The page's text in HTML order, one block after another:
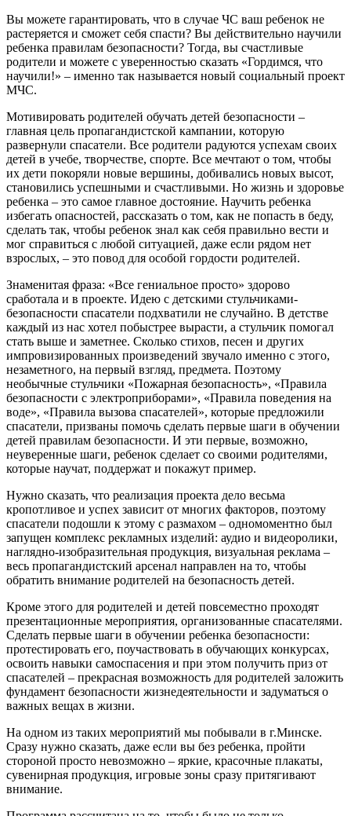
Вы можете гарантировать, что в случае ЧС ваш ребенок не
растеряется и сможет себя спасти? Вы действительно научили
ребенка правилам безопасности? Тогда, вы счастливые
родители и можете с уверенностью сказать «Гордимся, что
научили!» – именно так называется новый социальный проект
МЧС.
Мотивировать родителей обучать детей безопасности –
главная цель пропагандистской кампании, которую
развернули спасатели. Все родители радуются успехам своих
детей в учебе, творчестве, спорте. Все мечтают о том, чтобы
их дети покоряли новые вершины, добивались новых высот,
становились успешными и счастливыми. Но жизнь и здоровье
ребенка – это самое главное достояние. Научить ребенка
избегать опасностей, рассказать о том, как не попасть в беду,
сделать так, чтобы ребенок знал как себя правильно вести и
мог справиться с любой ситуацией, даже если рядом нет
взрослых, – это повод для особой гордости родителей.
Знаменитая фраза: «Все гениальное просто» здорово
сработала и в проекте. Идею с детскими стульчиками-
безопасности спасатели подхватили не случайно. В детстве
каждый из нас хотел побыстрее вырасти, а стульчик помогал
стать выше и заметнее. Сколько стихов, песен и других
импровизированных произведений звучало именно с этого,
незаметного, на первый взгляд, предмета. Поэтому
необычные стульчики «Пожарная безопасность», «Правила
безопасности с электроприборами», «Правила поведения на
воде», «Правила вызова спасателей», которые предложили
спасатели, призваны помочь сделать первые шаги в обучении
детей правилам безопасности. И эти первые, возможно,
неуверенные шаги, ребенок сделает со своими родителями,
которые научат, поддержат и покажут пример.
Нужно сказать, что реализация проекта дело весьма
кропотливое и успех зависит от многих факторов, поэтому
спасатели подошли к этому с размахом – одномоментно был
запущен комплекс рекламных изделий: аудио и видеоролики,
наглядно-изобразительная продукция, визуальная реклама –
весь пропагандистский арсенал направлен на то, чтобы
обратить внимание родителей на безопасность детей.
Кроме этого для родителей и детей повсеместно проходят
презентационные мероприятия, организованные спасателями.
Сделать первые шаги в обучении ребенка безопасности:
протестировать его, поучаствовать в обучающих конкурсах,
освоить навыки самоспасения и при этом получить приз от
спасателей – прекрасная возможность для родителей заложить
фундамент безопасности жизнедеятельности и задуматься о
важных вещах в жизни.
На одном из таких мероприятий мы побывали в г.Минске.
Сразу нужно сказать, даже если вы без ребенка, пройти
стороной просто невозможно – яркие, красочные плакаты,
сувенирная продукция, игровые зоны сразу притягивают
внимание.